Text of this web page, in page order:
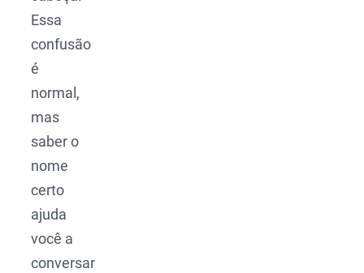
Essa
confusão
é
normal,
mas
saber o
nome
certo
ajuda
você a
conversar